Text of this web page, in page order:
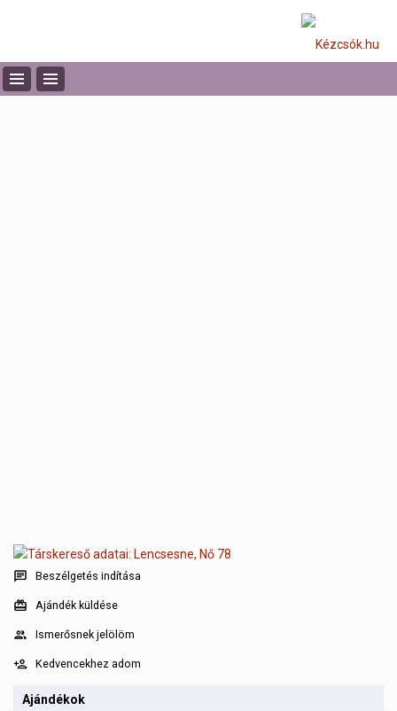
Beszélgetés indítása
Ajándék küldése
Ismerősnek jelölöm
Kedvencekhez adom
Ajándékok